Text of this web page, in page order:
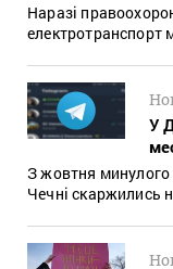
Наразі
електротранспорт
У
З жовтня минулого
Чечні скаржились